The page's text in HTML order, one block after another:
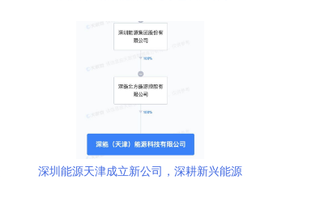
深圳能源天津成立新公司，深耕新兴能源